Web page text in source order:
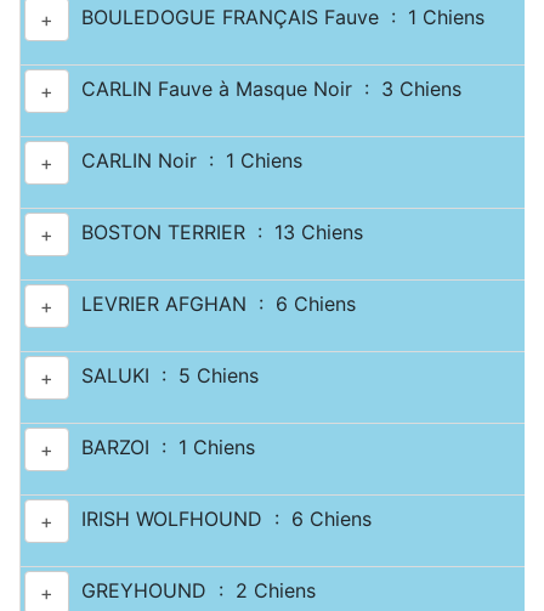
+ BOULEDOGUE FRANÇAIS Fauve : 1 Chiens
+ CARLIN Fauve à Masque Noir : 3 Chiens
+ CARLIN Noir : 1 Chiens
+ BOSTON TERRIER : 13 Chiens
+ LEVRIER AFGHAN : 6 Chiens
+ SALUKI : 5 Chiens
+ BARZOI : 1 Chiens
+ IRISH WOLFHOUND : 6 Chiens
+ GREYHOUND : 2 Chiens